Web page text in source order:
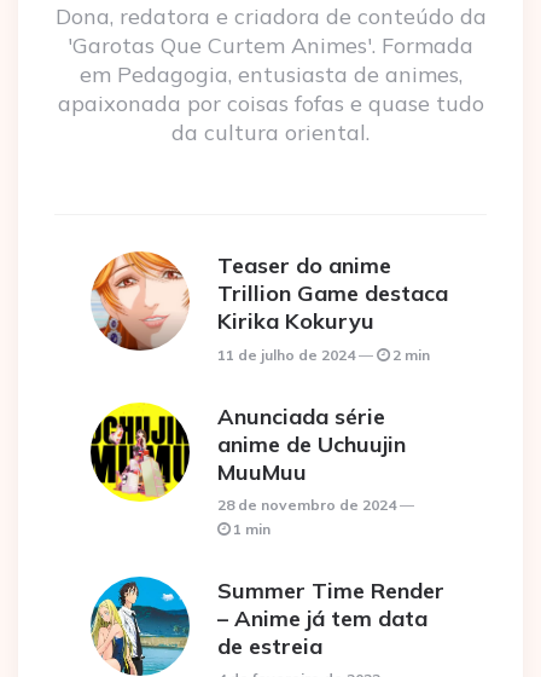
Dona, redatora e criadora de conteúdo da
'Garotas Que Curtem Animes'. Formada
em Pedagogia, entusiasta de animes,
apaixonada por coisas fofas e quase tudo
da cultura oriental.
Teaser do anime
Trillion Game destaca
Kirika Kokuryu
11 de julho de 2024 2 min
Anunciada série
anime de Uchuujin
MuuMuu
28 de novembro de 2024
1 min
Summer Time Render
– Anime já tem data
de estreia